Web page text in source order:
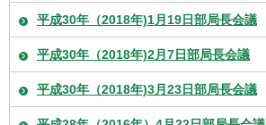
平成30年（2018年)1月19日部局長会議
平成30年（2018年)2月7日部局長会議
平成30年（2018年)3月23日部局長会議